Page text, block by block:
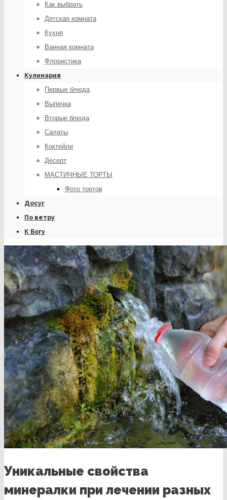
Как выбрать
Детская комната
Кухня
Ванная комната
Флористика
Кулинария
Первые блюда
Выпечка
Вторые блюда
Салаты
Коктейли
Десерт
МАСТИЧНЫЕ ТОРТЫ
Фото тортов
Досуг
По ветру
К Богу
Уникальные свойства
минералки при лечении разных